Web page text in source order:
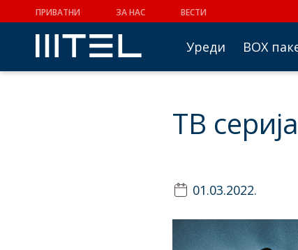
ПРИВАТНИ ЗА НАС ВЕСТИ
Уреди BOX
TВ
01.03.2022.